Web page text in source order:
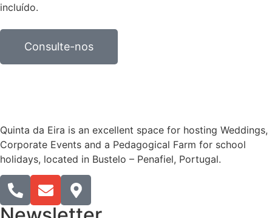
incluído.
Consulte-nos
Quinta da Eira is an excellent space for hosting Weddings,
Corporate Events and a Pedagogical Farm for school
holidays, located in Bustelo – Penafiel, Portugal.​